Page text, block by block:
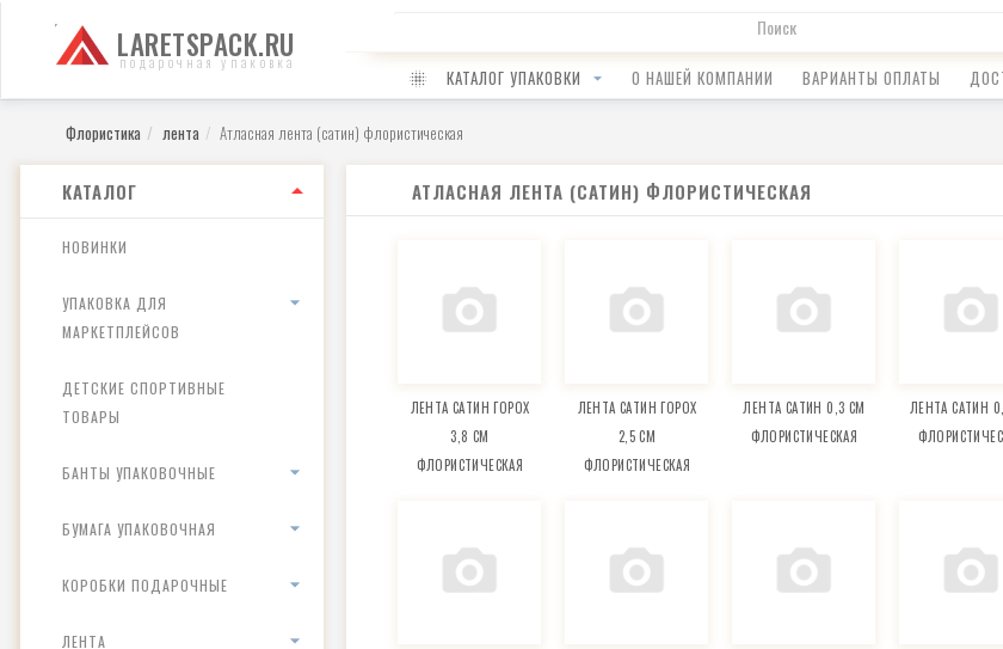
LARETSPACK.RU
подарочная упаковка
КАТАЛОГ УПАКОВКИ О НАШЕЙ КОМПАНИИ ВАРИАНТЫ ОПЛАТЫ
Флористика лента Атласная лента (сатин) флористическая
КАТАЛОГ
НОВИНКИ
УПАКОВКА ДЛЯ
МАРКЕТПЛЕЙСОВ
ДЕТСКИЕ СПОРТИВНЫЕ
ТОВАРЫ
БАНТЫ УПАКОВОЧНЫЕ
БУМАГА УПАКОВОЧНАЯ
КОРОБКИ ПОДАРОЧНЫЕ
ЛЕНТА
АТЛАСНАЯ ЛЕНТА (САТИН) ФЛОРИСТИЧЕСКАЯ
ЛЕНТА САТИН ГОРОХ
3,8 СМ
ФЛОРИСТИЧЕСКАЯ
ЛЕНТА САТИН ГОРОХ
2,5 СМ
ФЛОРИСТИЧЕСКАЯ
ЛЕНТА САТИН 0,3 СМ
ФЛОРИСТИЧЕСКАЯ
ЛЕНТА САТИН